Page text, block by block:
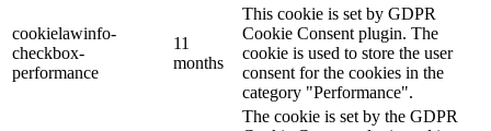
cookielawinfo-
checkbox-
performance
11
months
This cookie is set by GDPR
Cookie Consent plugin. The
cookie is used to store the user
consent for the cookies in the
category "Performance".
The cookie is set by the GDPR